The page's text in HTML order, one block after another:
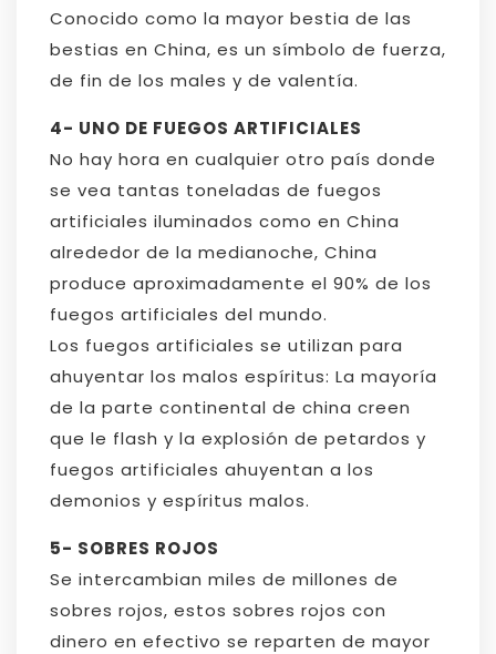
Conocido como la mayor bestia de las
bestias en China, es un símbolo de fuerza,
de fin de los males y de valentía.
4- UNO DE FUEGOS ARTIFICIALES
No hay hora en cualquier otro país donde
se vea tantas toneladas de fuegos
artificiales iluminados como en China
alrededor de la medianoche, China
produce aproximadamente el 90% de los
fuegos artificiales del mundo.
Los fuegos artificiales se utilizan para
ahuyentar los malos espíritus: La mayoría
de la parte continental de china creen
que le flash y la explosión de petardos y
fuegos artificiales ahuyentan a los
demonios y espíritus malos.
5- SOBRES ROJOS
Se intercambian miles de millones de
sobres rojos, estos sobres rojos con
dinero en efectivo se reparten de mayor